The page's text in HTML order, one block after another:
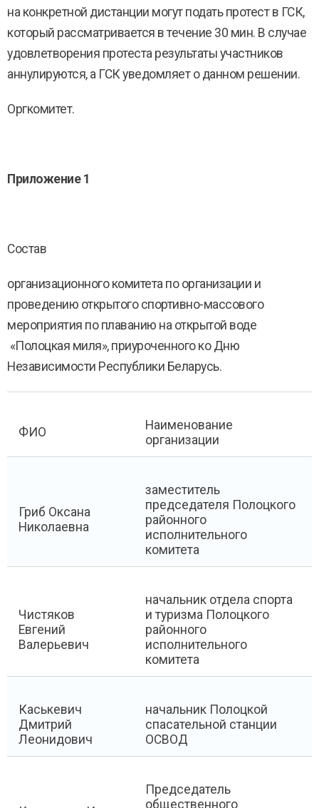
на конкретной дистанции могут подать протест в ГСК,
который рассматривается в течение 30 мин. В случае
удовлетворения протеста результаты участников
аннулируются, а ГСК уведомляет о данном решении.
Оргкомитет.
Приложение 1
Состав
организационного комитета по организации и
проведению открытого спортивно-массового
мероприятия по плаванию на открытой воде
«Полоцкая миля», приуроченного ко Дню
Независимости Республики Беларусь.
ФИО
Наименование
организации
Гриб Оксана
Николаевна
заместитель
председателя Полоцкого
районного
исполнительного
комитета
Чистяков
Евгений
Валерьевич
начальник отдела спорта
и туризма Полоцкого
районного
исполнительного
комитета
Каськевич
Дмитрий
Леонидович
начальник Полоцкой
спасательной станции
ОСВОД
Председатель
общественного